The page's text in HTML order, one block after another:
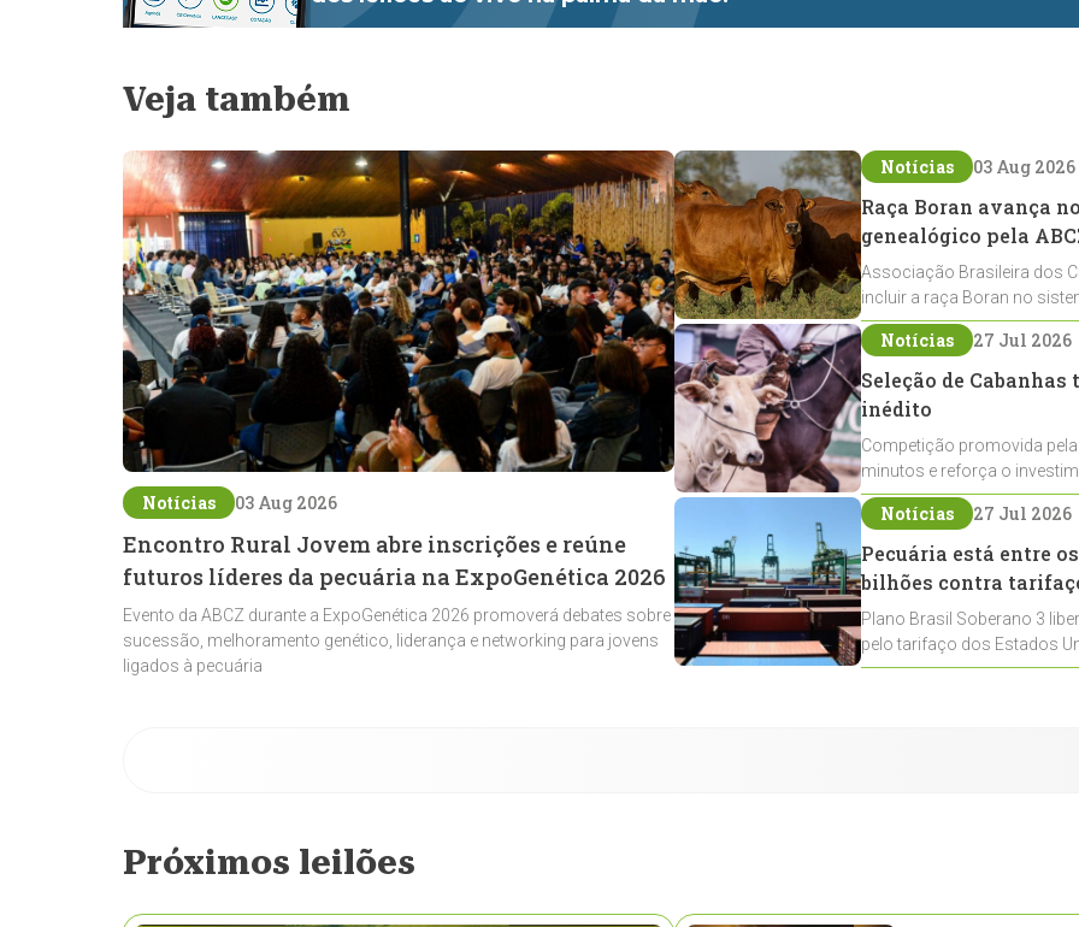
Veja também
Notícias 03 Aug 2026
Encontro Rural Jovem abre inscrições e reúne
futuros líderes da pecuária na ExpoGenética 2026
Evento da ABCZ durante a ExpoGenética 2026 promoverá debates sobre
sucessão, melhoramento genético, liderança e networking para jovens
ligados à pecuária
Notícias 03 Aug 2026
Raça Boran avança
genealógico pela
Associação Brasileira dos
incluir a raça Boran no
expansão na pecuária
Notícias 27 Jul 2026
Seleção de
inédito
Competição promovida
minutos e reforça o
Crioulos voltados ao laço
Notícias 27 Jul 2026
Pecuária está entre
bilhões contra
Plano Brasil Soberano 3
pelo tarifaço dos Estados
contemplados
Próximos leilões